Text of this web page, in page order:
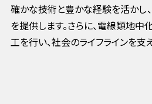
確かな技術と豊かな経験を活かし
を提供します。さらに、電線類地
⼯を⾏い、社会のライフラインを⽀